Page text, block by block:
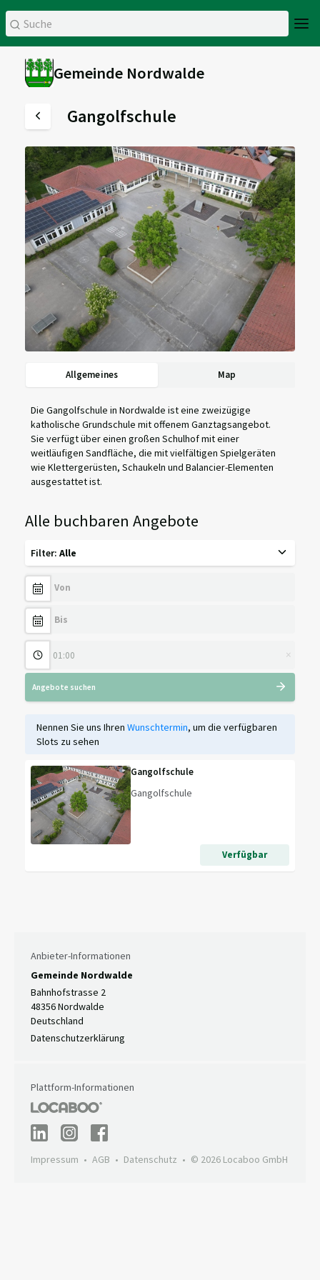
Gemeinde Nordwalde
Gangolfschule
Allgemeines Map
Die Gangolfschule in Nordwalde ist eine zweizügige
katholische Grundschule mit offenem Ganztagsangebot.
Sie verfügt über einen großen Schulhof mit einer
weitläufigen Sandfläche, die mit vielfältigen Spielgeräten
wie Klettergerüsten, Schaukeln und Balancier-Elementen
ausgestattet ist.
Alle buchbaren Angebote
Filter: Alle
×
Angebote suchen
Nennen Sie uns Ihren Wunschtermin, um die verfügbaren
Slots zu sehen
Gangolfschule
Gangolfschule
Verfügbar
Anbieter-Informationen
Gemeinde Nordwalde
Bahnhofstrasse 2
48356 Nordwalde
Deutschland
Datenschutzerklärung
Plattform-Informationen
Impressum AGB Datenschutz © 2026 Locaboo GmbH